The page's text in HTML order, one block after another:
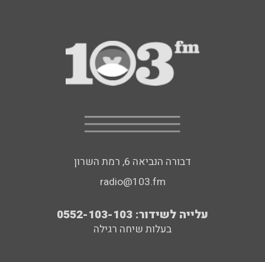
דבורה הנביאה 6, רמת השרון
radio@103.fm
עלייה לשידור: 0552-103-103
בעלות שיחה רגילה